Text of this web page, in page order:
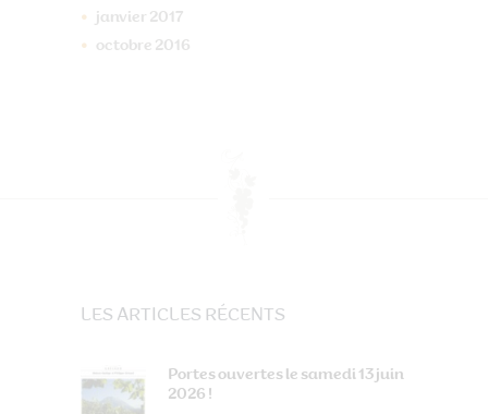
janvier 2017
octobre 2016
LES ARTICLES RÉCENTS
Portes ouvertes le samedi 13 juin
2026 !